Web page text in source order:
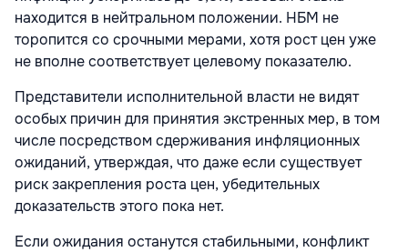
находится в нейтральном положении. НБМ не
торопится со срочными мерами, хотя рост цен уже
не вполне соответствует целевому показателю.
Представители исполнительной власти не видят
особых причин для принятия экстренных мер, в том
числе посредством сдерживания инфляционных
ожиданий, утверждая, что даже если существует
риск закрепления роста цен, убедительных
доказательств этого пока нет.
Если ожидания останутся стабильными, конфликт